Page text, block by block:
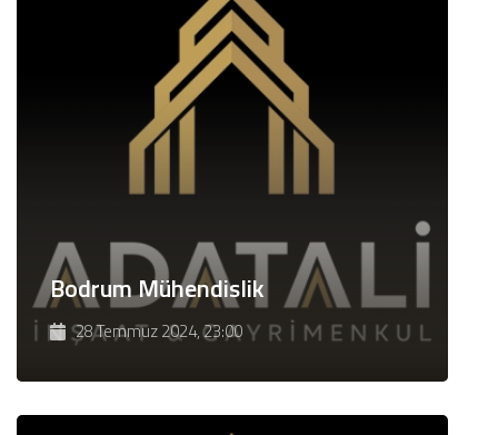
Bodrum Mühendislik
28 Temmuz 2024, 23:00